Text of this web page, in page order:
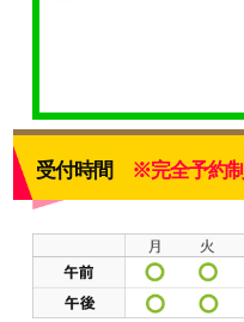
受付時間 ※完全予約制